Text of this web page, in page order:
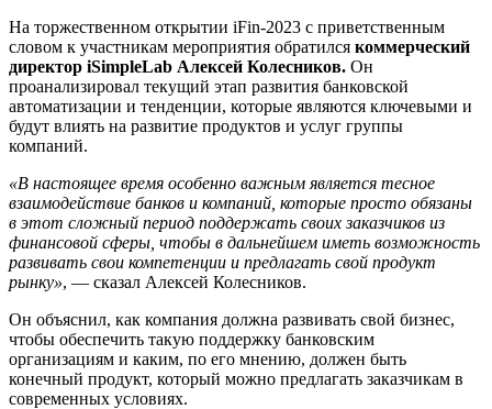
На торжественном открытии iFin-2023 с приветственным
словом к участникам мероприятия обратился коммерческий
директор iSimpleLab Алексей Колесников. Он
проанализировал текущий этап развития банковской
автоматизации и тенденции, которые являются ключевыми и
будут влиять на развитие продуктов и услуг группы
компаний.
«В настоящее время особенно важным является тесное
взаимодействие банков и компаний, которые просто обязаны
в этот сложный период поддержать своих заказчиков из
финансовой сферы, чтобы в дальнейшем иметь возможность
развивать свои компетенции и предлагать свой продукт
рынку», — сказал Алексей Колесников.
Он объяснил, как компания должна развивать свой бизнес,
чтобы обеспечить такую поддержку банковским
организациям и каким, по его мнению, должен быть
конечный продукт, который можно предлагать заказчикам в
современных условиях.